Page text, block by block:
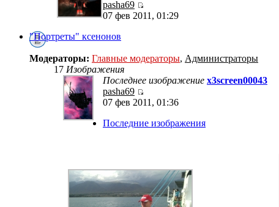
pasha69
07 фев 2011, 01:29
"Портреты" ксенонов
Модераторы: Главные модераторы, Администраторы
17 Изображения
Последнее изображение x3screen00043
pasha69
07 фев 2011, 01:36
Последние изображения